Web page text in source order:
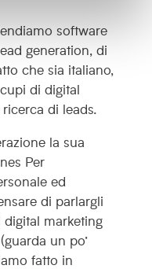
software
generation, di
che sia italiano,
di digital
di leads.
la sua
Per
ed
di parlargli
marketing
un po’
fatto in